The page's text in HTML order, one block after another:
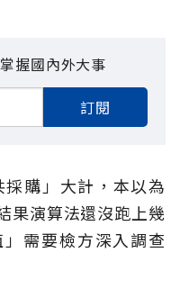
握國內外大事
訂閱
購」大計，本以為
果演算法還沒跑上幾
需要檢方深入調查